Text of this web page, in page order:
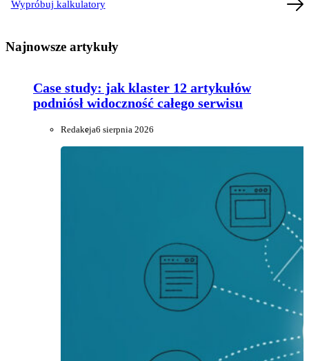
Wypróbuj kalkulatory
Najnowsze artykuły
Case study: jak klaster 12 artykułów
podniósł widoczność całego serwisu
Redakcja6 sierpnia 2026